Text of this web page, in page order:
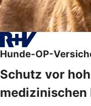
Hunde-OP-
Schutz vor
medizinischen